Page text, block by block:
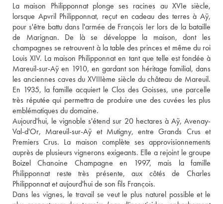
La maison Philipponnat plonge ses racines au XVIe siècle,
lorsque Apvril Philipponnat, reçut en cadeau des terres à Aÿ,
pour s'être battu dans l'armée de François Ier lors de la bataille
de Marignan. De là se développe la maison, dont les
champagnes se retrouvent à la table des princes et même du roi
Louis XIV. La maison Philipponnat en tant que telle est fondée à
Mareuil-sur-Aÿ en 1910, en gardant son héritage familial, dans
les anciennes caves du XVIIIème siècle du château de Mareuil.
En 1935, la famille acquiert le Clos des Goisses, une parcelle
très réputée qui permettra de produire une des cuvées les plus
emblématiques du domaine.
Aujourd'hui, le vignoble s'étend sur 20 hectares à Aÿ, Avenay-
Val-d'Or, Mareuil-sur-Aÿ et Mutigny, entre Grands Crus et
Premiers Crus. La maison complète ses approvisionnements
auprès de plusieurs vignerons exigeants. Elle a rejoint le groupe
Boizel Chanoine Champagne en 1997, mais la famille
Philipponnat reste très présente, aux côtés de Charles
Philipponnat et aujourd'hui de son fils François.
Dans les vignes, le travail se veut le plus naturel possible et le